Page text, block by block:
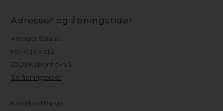
Adresser og åbningstider
Amager Strand
Havkajakvej 2
2300 København S
Se åbningstider
Kalvebod Bølge